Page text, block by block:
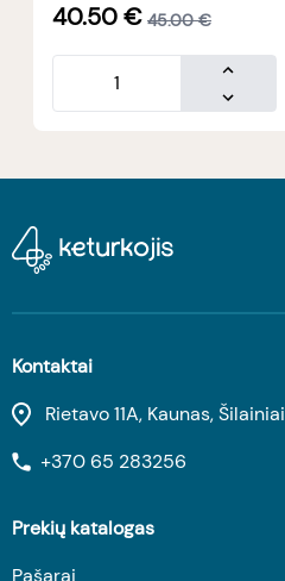
40.50€ 45.00 €
Kontaktai
Rietavo 11A, Kaunas, Šilainiai
+370 65 283256
Prekių katalogas
Pašarai